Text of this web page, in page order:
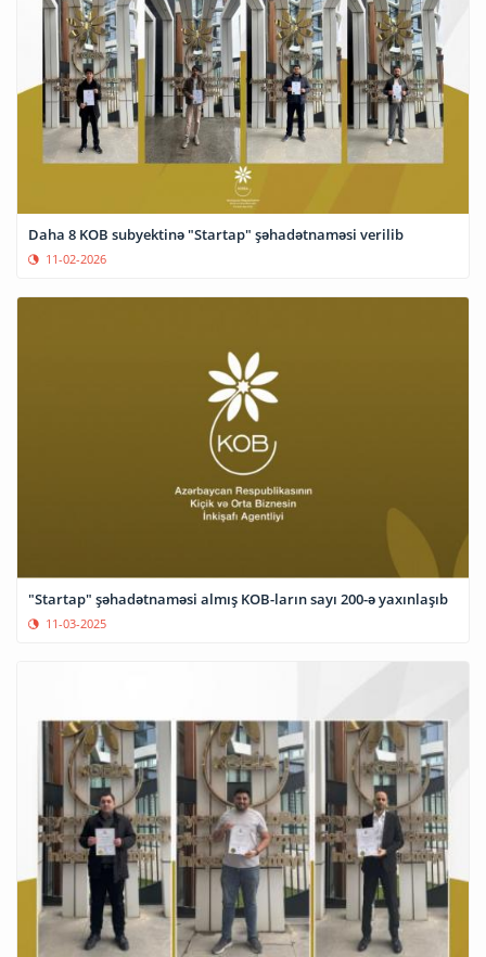
Daha 8 KOB subyektinə "Startap" şəhadətnaməsi verilib
11-02-2026
"Startap" şəhadətnaməsi almış KOB-ların sayı 200-ə yaxınlaşıb
11-03-2025